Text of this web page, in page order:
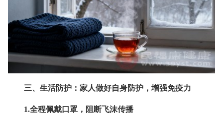
三、生活防护：家人做好自身防护，增强免疫力
1.全程佩戴口罩，阻断飞沫传播